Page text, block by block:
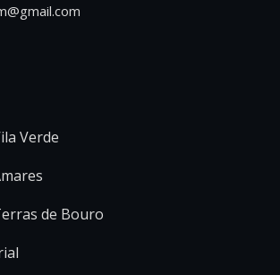
Verde
de Bouro